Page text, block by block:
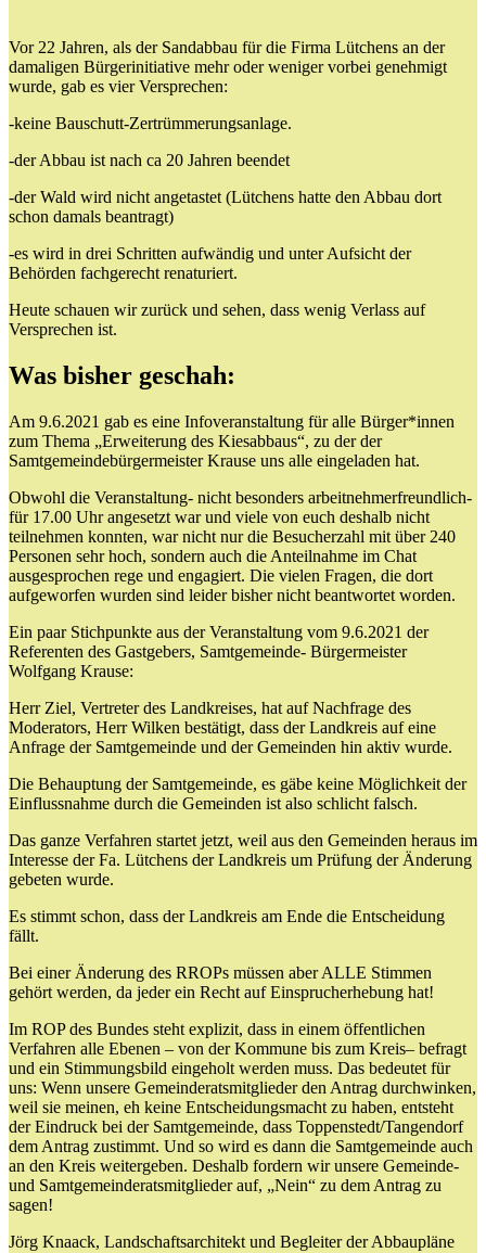
Vor 22 Jahren, als der Sandabbau für die Firma Lütchens an der
damaligen Bürgerinitiative mehr oder weniger vorbei genehmigt
wurde, gab es vier Versprechen:
-keine Bauschutt-Zertrümmerungsanlage.
-der Abbau ist nach ca 20 Jahren beendet
-der Wald wird nicht angetastet (Lütchens hatte den Abbau dort
schon damals beantragt)
-es wird in drei Schritten aufwändig und unter Aufsicht der
Behörden fachgerecht renaturiert.
Heute schauen wir zurück und sehen, dass wenig Verlass auf
Versprechen ist.
Was bisher geschah:
Am 9.6.2021 gab es eine Infoveranstaltung für alle Bürger*innen
zum Thema „Erweiterung des Kiesabbaus“, zu der der
Samtgemeindebürgermeister Krause uns alle eingeladen hat.
Obwohl die Veranstaltung- nicht besonders arbeitnehmerfreundlich-
für 17.00 Uhr angesetzt war und viele von euch deshalb nicht
teilnehmen konnten, war nicht nur die Besucherzahl mit über 240
Personen sehr hoch, sondern auch die Anteilnahme im Chat
ausgesprochen rege und engagiert. Die vielen Fragen, die dort
aufgeworfen wurden sind leider bisher nicht beantwortet worden.
Ein paar Stichpunkte aus der Veranstaltung vom 9.6.2021 der
Referenten des Gastgebers, Samtgemeinde- Bürgermeister
Wolfgang Krause:
Herr Ziel, Vertreter des Landkreises, hat auf Nachfrage des
Moderators, Herr Wilken bestätigt, dass der Landkreis auf eine
Anfrage der Samtgemeinde und der Gemeinden hin aktiv wurde.
Die Behauptung der Samtgemeinde, es gäbe keine Möglichkeit der
Einflussnahme durch die Gemeinden ist also schlicht falsch.
Das ganze Verfahren startet jetzt, weil aus den Gemeinden heraus im
Interesse der Fa. Lütchens der Landkreis um Prüfung der Änderung
gebeten wurde.
Es stimmt schon, dass der Landkreis am Ende die Entscheidung
fällt.
Bei einer Änderung des RROPs müssen aber ALLE Stimmen
gehört werden, da jeder ein Recht auf Einsprucherhebung hat!
Im ROP des Bundes steht explizit, dass in einem öffentlichen
Verfahren alle Ebenen – von der Kommune bis zum Kreis– befragt
und ein Stimmungsbild eingeholt werden muss. Das bedeutet für
uns: Wenn unsere Gemeinderatsmitglieder den Antrag durchwinken,
weil sie meinen, eh keine Entscheidungsmacht zu haben, entsteht
der Eindruck bei der Samtgemeinde, dass Toppenstedt/Tangendorf
dem Antrag zustimmt. Und so wird es dann die Samtgemeinde auch
an den Kreis weitergeben. Deshalb fordern wir unsere Gemeinde-
und Samtgemeinderatsmitglieder auf, „Nein“ zu dem Antrag zu
sagen!
Jörg Knaack, Landschaftsarchitekt und Begleiter der Abbaupläne